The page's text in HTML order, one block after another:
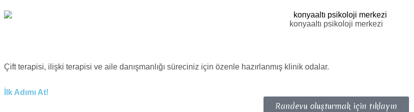
konyaaltı psikoloji merkezi
Çift terapisi, ilişki terapisi ve aile danışmanlığı süreciniz için özenle hazırlanmış klinik odalar.
İlk Adımı At!
Randevu oluşturmak için tıklayın